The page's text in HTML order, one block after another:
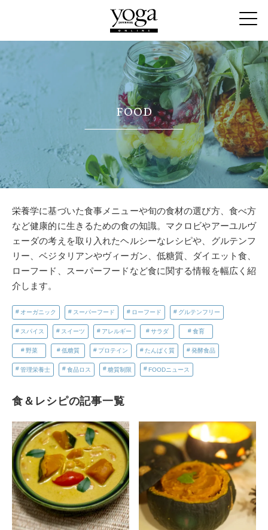
FOOD
栄養学に基づいた食事メニューや旬の食材の選び方、食べ方
など健康的に生きるための食の知識。マクロビやアーユルヴ
ェーダの考えを取り入れたヘルシーなレシピや、グルテンフ
リー、ベジタリアンやヴィーガン、低糖質、ダイエット食、
ローフード、スーパーフードなど食に関する情報を幅広く紹
介します。
オーガニック スーパーフード ローフード グルテンフリー
スパイス スイーツ アレルギー サラダ 食育
野菜 低糖質 プロテイン たんぱく質 発酵食品
管理栄養士 食品ロス 糖質制限 FOODニュース
食＆レシピの記事一覧